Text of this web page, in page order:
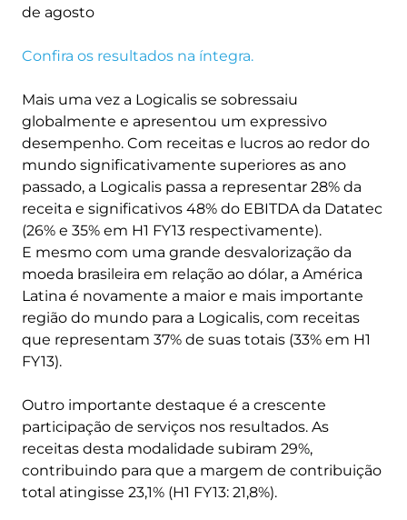
de agosto
Confira os resultados na íntegra.
Mais uma vez a Logicalis se sobressaiu
globalmente e apresentou um expressivo
desempenho. Com receitas e lucros ao redor do
mundo significativamente superiores as ano
passado, a Logicalis passa a representar 28% da
receita e significativos 48% do EBITDA da Datatec
(26% e 35% em H1 FY13 respectivamente).
E mesmo com uma grande desvalorização da
moeda brasileira em relação ao dólar, a América
Latina é novamente a maior e mais importante
região do mundo para a Logicalis, com receitas
que representam 37% de suas totais (33% em H1
FY13).
Outro importante destaque é a crescente
participação de serviços nos resultados. As
receitas desta modalidade subiram 29%,
contribuindo para que a margem de contribuição
total atingisse 23,1% (H1 FY13: 21,8%).